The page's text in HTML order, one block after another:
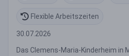
Flexible Arbeitszeiten
30.07.2026
Das Clemens-Maria-Kinderheim in